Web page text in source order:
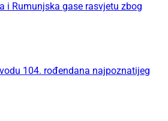
i Rumunjska gase rasvjetu zbog
104. rođendana najpoznatijeg